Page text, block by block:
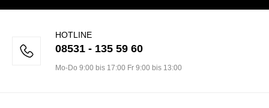
HOTLINE
08531 - 135 59 60
Mo-Do 9:00 bis 17:00 Fr 9:00 bis 13:00